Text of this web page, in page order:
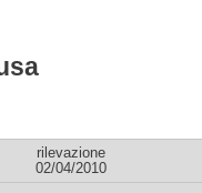
rilevazione
02/04/2010